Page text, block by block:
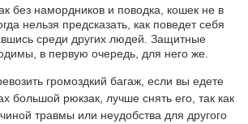
без намордников и поводка, кошек не в
нельзя предсказать, как поведет себя
среди других людей. Защитные
в первую очередь, для него же.
громоздкий багаж, если вы едете
большой рюкзак, лучше снять его, так как
травмы или неудобства для другого